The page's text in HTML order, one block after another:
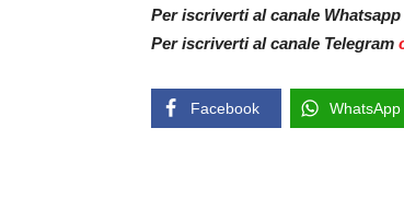
Per iscriverti al canale Whatsapp
Per iscriverti al canale Telegram
Facebook WhatsApp